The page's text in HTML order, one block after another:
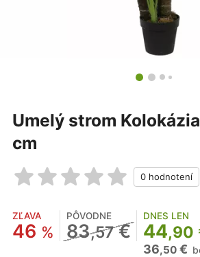
Umelý strom
cm
ZĽAVA
46 %
PÔVODNE
83,57€
DNES LEN
44,90
36,50€